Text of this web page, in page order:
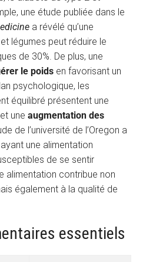
une étude publiée dans le
a révélé qu’une
légumes peut réduire le
de 30%. De plus, une
le poids en favorisant un
psychologique, les
équilibré présentent une
et une augmentation des
de l’université de l’Oregon a
une alimentation
de se sentir
alimentation contribue non
également à la qualité de
essentiels